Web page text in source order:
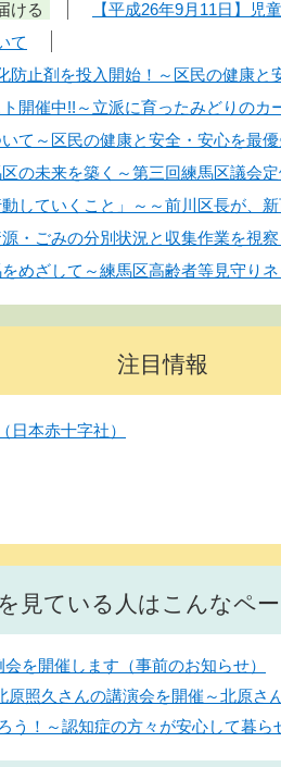
ける
【平成26年9月11日】児
て
防止剤を投入開始！～区民の健康
開催中!!～立派に育ったみどりのカ
て～区民の健康と安全・安心を最
の未来を築く～第三回練馬区議会
していくこと」～～前川区長が、
・ごみの分別状況と収集作業を視察
めざして～練馬区高齢者等見守り
注目情報
本赤十字社）
見ている人はこんなペ
を開催します（事前のお知らせ）
原照久さんの講演会を開催～北原さ
う！～認知症の方々が安心して暮